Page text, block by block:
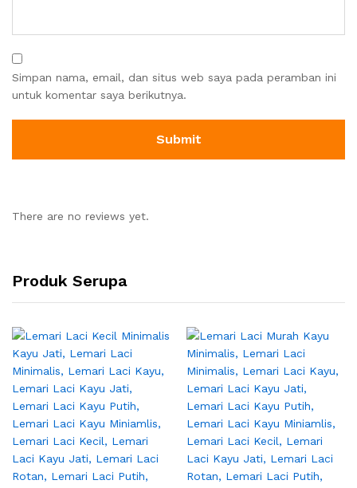
Simpan nama, email, dan situs web saya pada peramban ini
untuk komentar saya berikutnya.
There are no reviews yet.
Produk Serupa